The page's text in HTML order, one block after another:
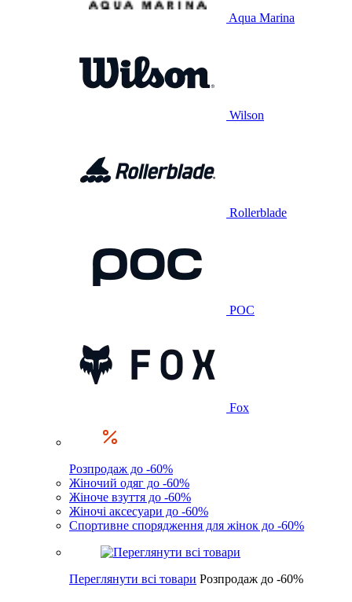
Aqua Marina
Wilson
Rollerblade
POC
Fox
Розпродаж до -60%
Жіночий одяг до -60%
Жіноче взуття до -60%
Жіночі аксесуари до -60%
Спортивне спорядження для жінок до -60%
Переглянути всі товари Розпродаж до -60%